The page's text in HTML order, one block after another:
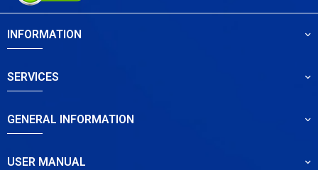
INFORMATION
SERVICES
GENERAL INFORMATION
USER MANUAL